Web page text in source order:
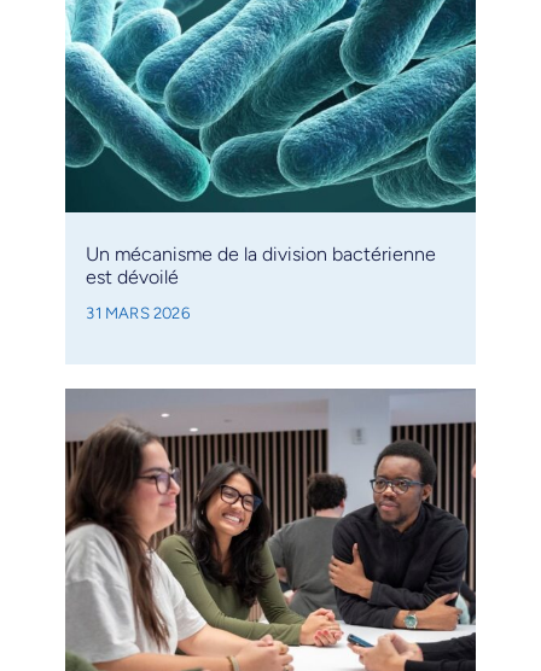
Un mécanisme de la division bactérienne
est dévoilé
31 MARS 2026